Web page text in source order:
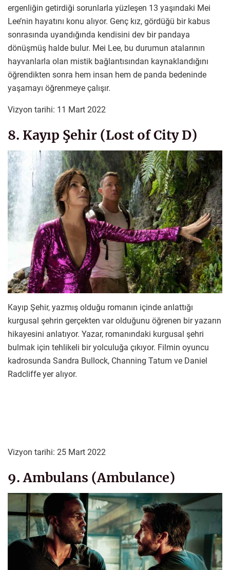
ergenliğin getirdiği sorunlarla yüzleşen 13 yaşındaki Mei
Lee’nin hayatını konu alıyor. Genç kız, gördüğü bir kabus
sonrasında uyandığında kendisini dev bir pandaya
dönüşmüş halde bulur. Mei Lee, bu durumun atalarının
hayvanlarla olan mistik bağlantısından kaynaklandığını
öğrendikten sonra hem insan hem de panda bedeninde
yaşamayı öğrenmeye çalışır.
Vizyon tarihi: 11 Mart 2022
8. Kayıp Şehir (Lost of City D)
Kayıp Şehir, yazmış olduğu romanın içinde anlattığı
kurgusal şehrin gerçekten var olduğunu öğrenen bir yazarın
hikayesini anlatıyor. Yazar, romanındaki kurgusal şehri
bulmak için tehlikeli bir yolculuğa çıkıyor. Filmin oyuncu
kadrosunda Sandra Bullock, Channing Tatum ve Daniel
Radcliffe yer alıyor.
Vizyon tarihi: 25 Mart 2022
9. Ambulans (Ambulance)